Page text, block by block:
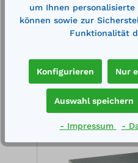
Produktgalerie
Zubehör
um Ihnen
können sowie zur
Funktionalität
Konfigurieren Nur
Auswahl speichern
- Impressum -